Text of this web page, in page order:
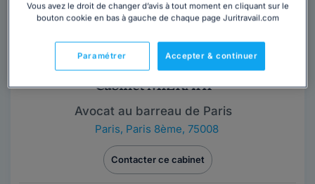
Cabinet MIZRAHI
Avocat au barreau de Paris
Paris, Paris 8ème, 75008
Contacter ce cabinet
Vous avez le droit de changer d’avis à tout moment en cliquant sur le
bouton cookie en bas à gauche de chaque page Juritravail.com
Accepter & continuer
Paramétrer